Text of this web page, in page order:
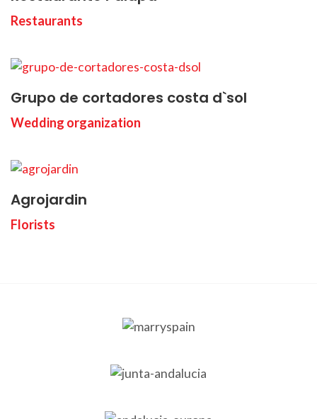
Restaurants
Grupo de cortadores costa d`sol
Wedding organization
Agrojardin
Florists